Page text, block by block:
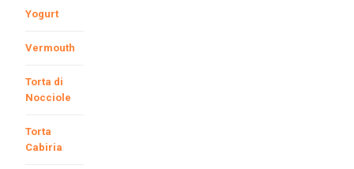
Yogurt
Vermouth
Torta di
Nocciole
Torta
Cabiria